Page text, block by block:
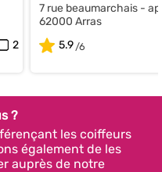
2
7 rue beaumarchais -
62000 Arras
5.9
?
les coiffeurs
également de les
auprès de notre